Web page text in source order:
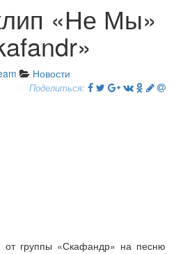
«Не Мы»
Новости
Поделиться:
группы «Скафандр» на песню